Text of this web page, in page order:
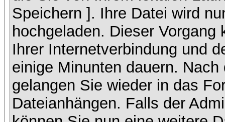
Speichern ]. Ihre Datei wird
hochgeladen. Dieser
Ihrer Internetverbindung und
einige Minunten dauern.
gelangen Sie wieder in das
Dateianhängen. Falls der